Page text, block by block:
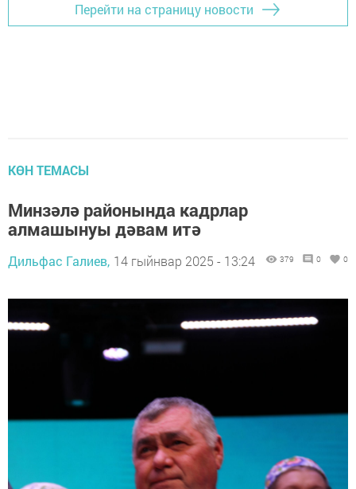
Перейти на страницу новости
КӨН ТЕМАСЫ
Минзәлә районында кадрлар
алмашынуы дәвам итә
Дильфас Галиев, 14 гыйнвар 2025 - 13:24 379 0 0